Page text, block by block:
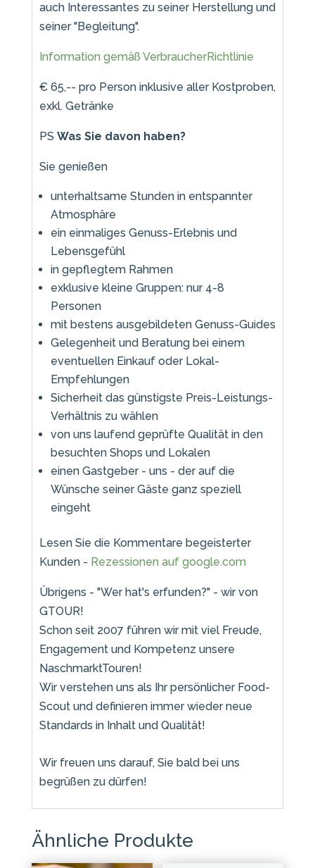
auch Interessantes zu seiner Herstellung und
seiner "Begleitung".
Information gemäß VerbraucherRichtlinie
€ 65,-- pro Person inklusive aller Kostproben,
exkl. Getränke
PS Was Sie davon haben?
Sie genießen
unterhaltsame Stunden in entspannter
Atmosphäre
ein einmaliges Genuss-Erlebnis und
Lebensgefühl
in gepflegtem Rahmen
exklusive kleine Gruppen: nur 4-8
Personen
mit bestens ausgebildeten Genuss-Guides
Gelegenheit und Beratung bei einem
eventuellen Einkauf oder Lokal-
Empfehlungen
Sicherheit das günstigste Preis-Leistungs-
Verhältnis zu wählen
von uns laufend geprüfte Qualität in den
besuchten Shops und Lokalen
einen Gastgeber - uns - der auf die
Wünsche seiner Gäste ganz speziell
eingeht
Lesen Sie die Kommentare begeisterter
Kunden - Rezessionen auf google.com
Übrigens - "Wer hat's erfunden?" - wir von
GTOUR!
Schon seit 2007 führen wir mit viel Freude,
Engagement und Kompetenz unsere
NaschmarktTouren!
Wir verstehen uns als Ihr persönlicher Food-
Scout und definieren immer wieder neue
Standards in Inhalt und Qualität!
Wir freuen uns darauf, Sie bald bei uns
begrüßen zu dürfen!
Ähnliche Produkte